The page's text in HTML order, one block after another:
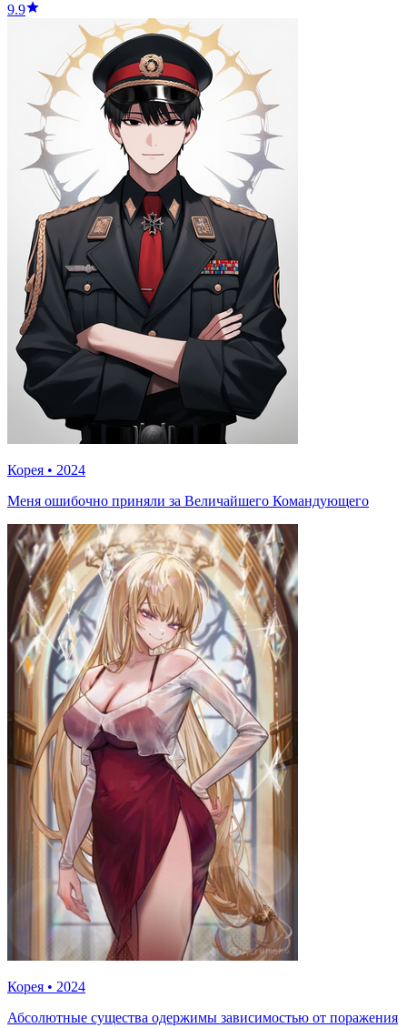
9.9
Корея • 2024
Меня ошибочно приняли за Величайшего Командующего
Корея • 2024
Абсолютные существа одержимы зависимостью от поражения